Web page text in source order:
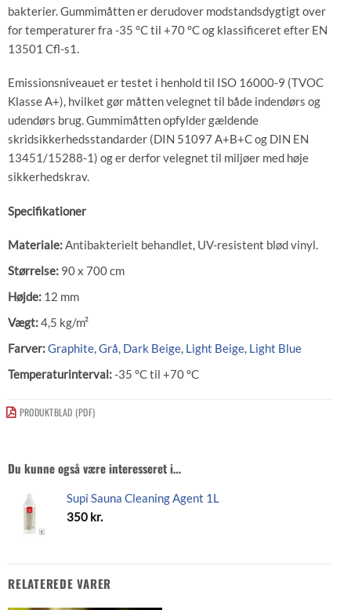
bakterier. Gummimåtten er derudover modstandsdygtigt over
for temperaturer fra -35 °C til +70 °C og klassificeret efter EN
13501 Cfl-s1.
Emissionsniveauet er testet i henhold til ISO 16000-9 (TVOC
Klasse A+), hvilket gør måtten velegnet til både indendørs og
udendørs brug. Gummimåtten opfylder gældende
skridsikkerhedsstandarder (DIN 51097 A+B+C og DIN EN
13451/15288-1) og er derfor velegnet til miljøer med høje
sikkerhedskrav.
Specifikationer
Materiale:Antibakterielt behandlet, UV-resistent blød vinyl.
Størrelse: 90 x 700 cm
Højde: 12 mm
Vægt:4,5 kg/m²
Farver:Graphite,Grå, Dark Beige, Light Beige, Light Blue
Temperaturinterval:-35 °C til +70 °C
PRODUKTBLAD (PDF)
Du kunne også være interesseret i…
Supi Sauna Cleaning Agent 1L
350 kr.
RELATEREDE VARER